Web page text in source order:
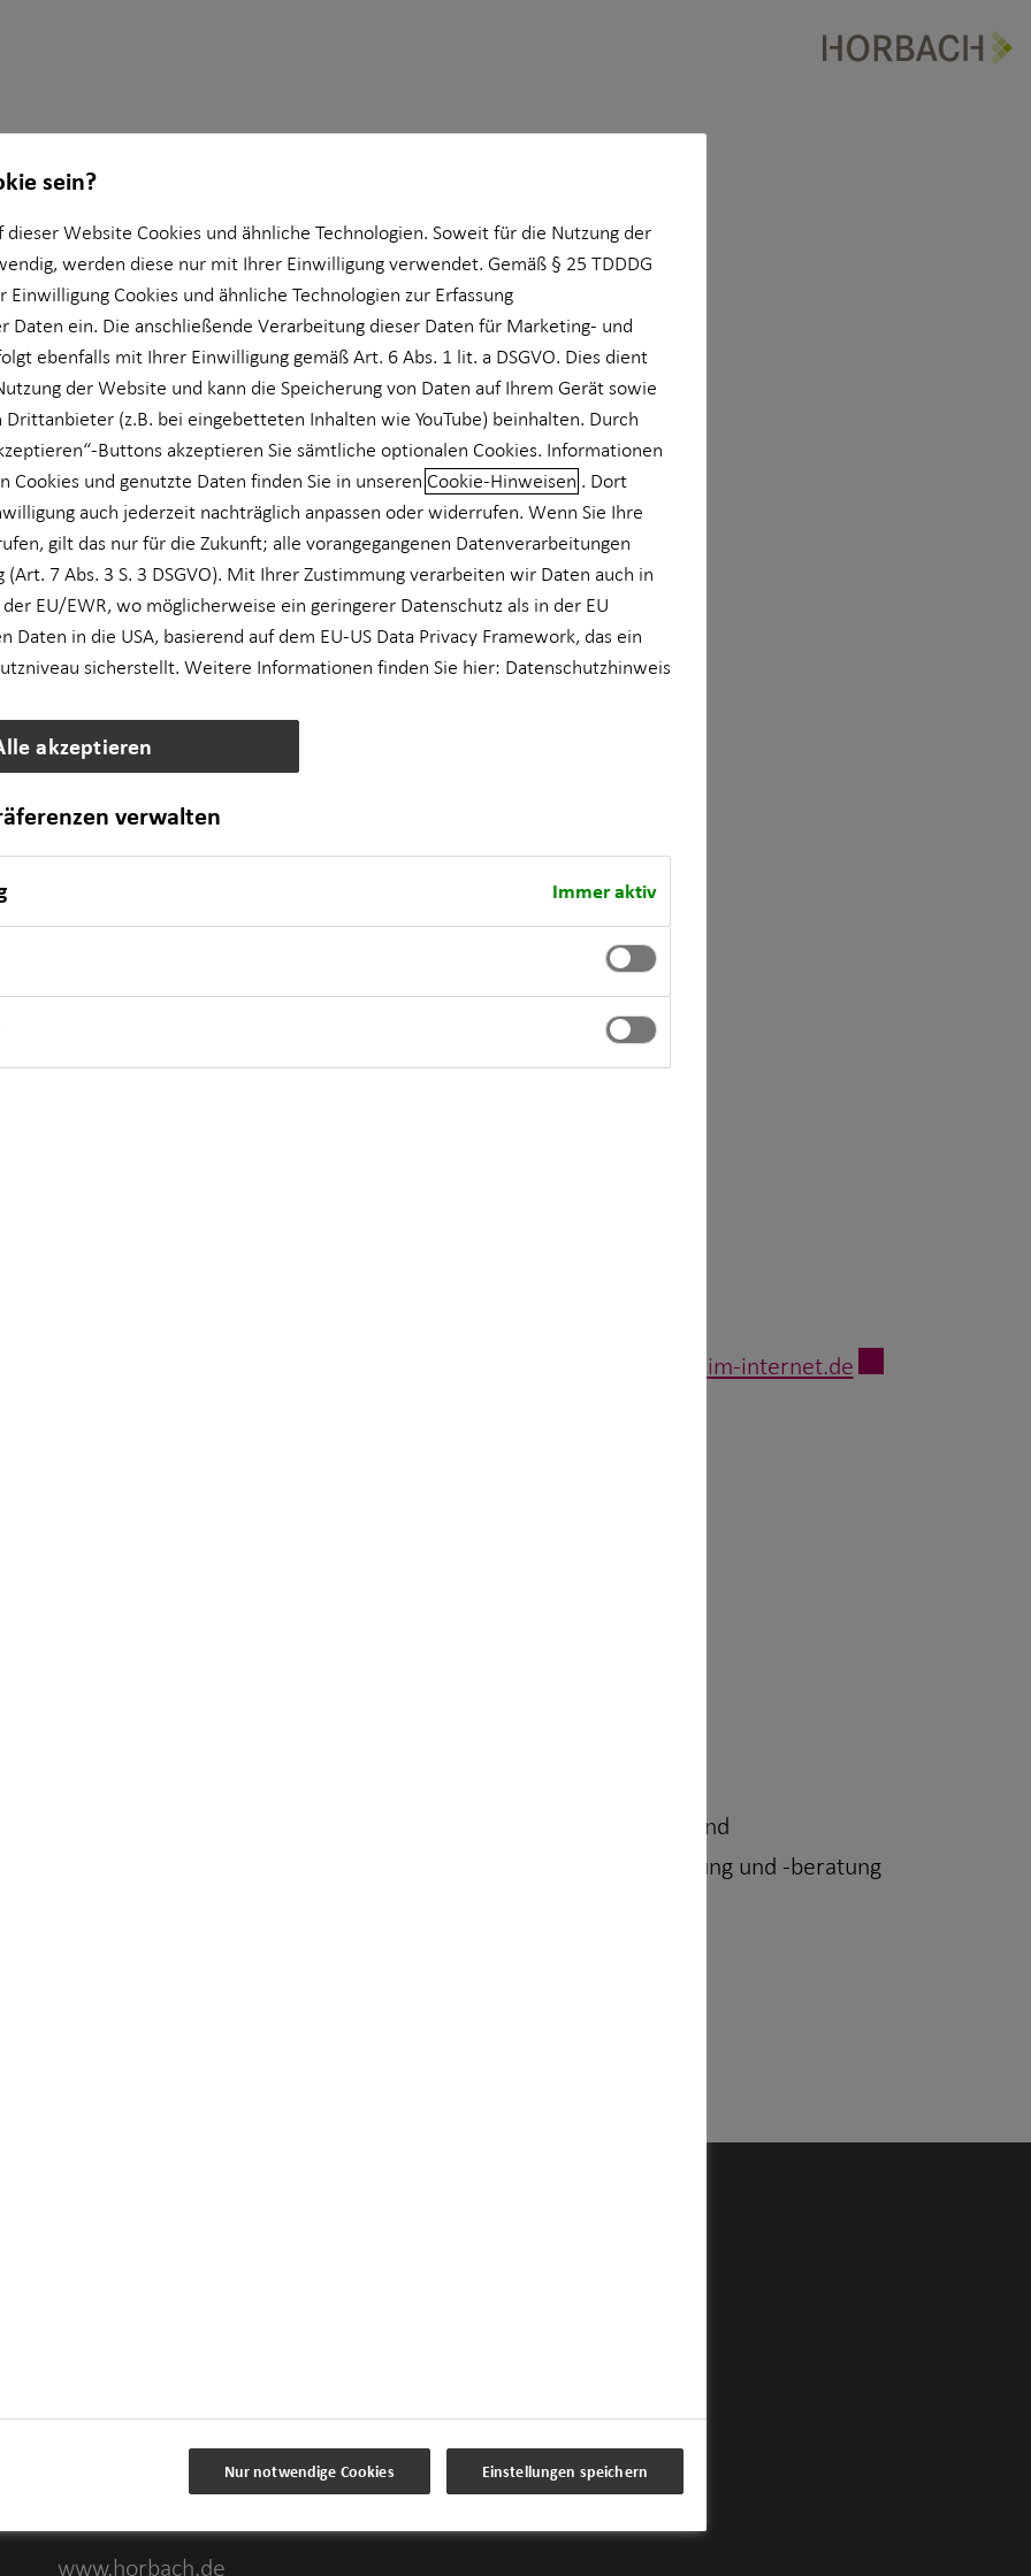
Horbach Wirtschaftsberatung GmbH
§ 18 Abs. 2 MstV
57
mit Erlaubnis nach § 34 d Abs. 1 GewO
hat: Bundesrepublik Deutschland
§§ 59 – 68 VVG sowie VersVermV, abrufbar unter
www.gesetze-im-internet.de
39
nach § 34f Abs. 1 Satz 1 Nr. 1 GewO Bundesrepublik Deutschland
(GewO), Verordnung über die Versicherungsvermittlung und -beratung
Nachhaltigkeitsthemen
www.horbach.de
sein?
Website Cookies und ähnliche Technologien. Soweit für die Nutzung der
werden diese nur mit Ihrer Einwilligung verwendet. Gemäß § 25 TDDDG
Cookies und ähnliche Technologien zur Erfassung
Daten ein. Die anschließende Verarbeitung dieser Daten für Marketing- und
ebenfalls mit Ihrer Einwilligung gemäß Art. 6 Abs. 1 lit. a DSGVO. Dies dient
der Website und kann die Speicherung von Daten auf Ihrem Gerät sowie
Drittanbieter (z.B. bei eingebetteten Inhalten wie YouTube) beinhalten. Durch
Buttons akzeptieren Sie sämtliche optionalen Cookies. Informationen
Cookies und genutzte Daten finden Sie in unseren Cookie-Hinweisen . Dort
auch jederzeit nachträglich anpassen oder widerrufen. Wenn Sie Ihre
gilt das nur für die Zukunft; alle vorangegangenen Datenverarbeitungen
7 Abs. 3 S. 3 DSGVO). Mit Ihrer Zustimmung verarbeiten wir Daten auch in
EU/EWR, wo möglicherweise ein geringerer Datenschutz als in der EU
Daten in die USA, basierend auf dem EU-US Data Privacy Framework, das ein
sicherstellt. Weitere Informationen finden Sie hier: Datenschutzhinweis
akzeptieren
verwalten
Immer aktiv
Nur notwendige Cookies Einstellungen speichern